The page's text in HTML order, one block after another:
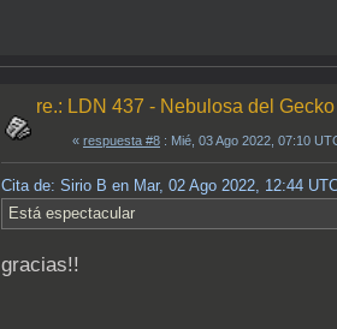
re.: LDN 437 - Nebulosa del Gecko
« respuesta #8 : Mié, 03 Ago 2022, 07:10
Cita de: Sirio B en Mar, 02 Ago 2022, 12:44
Está espectacular
gracias!!